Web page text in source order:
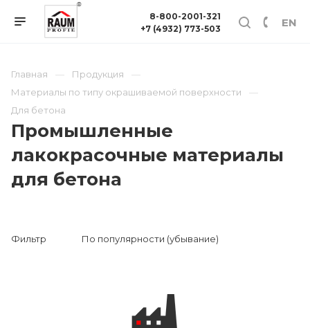
EN
8-800-2001-321
+7 (4932) 773-503
Главная
Продукция
Материалы по типу окрашиваемой поверхности
Для бетона
Промышленные
лакокрасочные материалы
для бетона
Фильтр По популярности (убывание)